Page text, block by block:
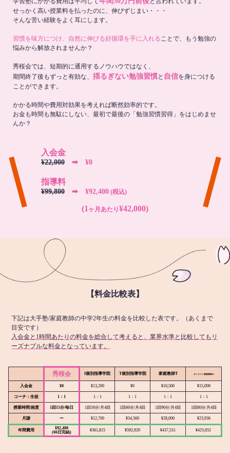
せっかく高い授業料を払ったのに、伸びずじまい・・・
そんな苦い経験をよく耳にします。
習慣を味方につけ、自然に伸びる好循環を手に入れることで、もう勉強の
悩みから解放されませんか？
秀桜会では、短期的に通用するノウハウではなく、
期間終了後もずっと有効な、 揺るぎない勉強習慣と 自信を身につける
ことができます。
かかる時間や費用対効果を考えれば断然効率的です。
お金も時間も無駄にしない、最初で最後の「勉強習慣習得」をはじめませ
んか？
入会金
¥22,000 ➡︎ ¥0
指導料
¥99,800 ➡︎ ¥92,400 (税込)
(1 ヶ月あたり¥42,000)
【料金比較表】
下記は大手塾/家庭教師の中学2年生の料金を比較した表です。（あくまで
目安です）
入会金と1時間あたりの料金を総合して考えると、業界水準と比較してもリ
ーズナブルな料金となっています。
秀桜会 I個別指導学院 T個別指導学院 家庭教師T オンライン家庭教師M
入会金 ¥0 ¥13,200 ¥0 ¥10,500 ¥15,000
コーチ：生徒 1：1 1：1 1：1 1：1 1：1
授業時間/頻度 1回15分/毎日 1回50分/月4回 1回60分/月4回 1回90分/月4回 1回80分/月4回
月謝 ー ¥12,700 ¥34,560 ¥28,000 ¥23,936
年間費用
¥92,400
(66日完結)
¥361,815 ¥592,920 ¥437,531 ¥425,652